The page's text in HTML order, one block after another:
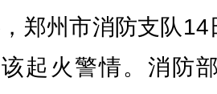
郑州市消防支队
起火警情。消防